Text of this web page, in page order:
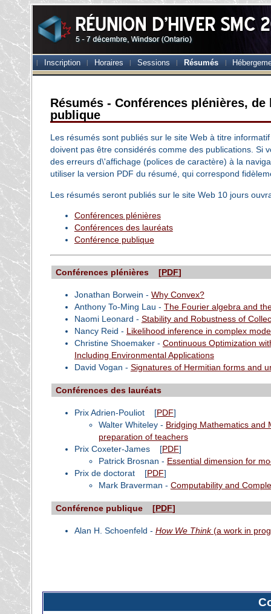
Inscription Horaires Sessions Résumés
Résumés - Conférences plénières, de
publique
Les résumés sont publiés sur le site Web à titre
doivent pas être considérés comme des publications. Si
des erreurs d\'affichage (polices de caractère) à la
utiliser la version PDF du résumé, qui correspond
Les résumés seront publiés sur le site Web 10 jours
Conférences plénières
Conférences des lauréats
Conférence publique
Conférences plénières [PDF]
Jonathan Borwein - Why Convex?
Anthony To-Ming Lau - The Fourier algebra and
Naomi Leonard - Stability and Robustness of
Nancy Reid - Likelihood inference in complex
Christine Shoemaker - Continuous Optimization
Including Environmental Applications
David Vogan - Signatures of Hermitian forms and
Conférences des lauréats
Prix Adrien-Pouliot[PDF]
Walter Whiteley - Bridging Mathematics and
preparation of teachers
Prix Coxeter-James[PDF]
Patrick Brosnan - Essential dimension for
Prix de doctorat[PDF]
Mark Braverman - Computability and
Conférence publique [PDF]
Alan H. Schoenfeld - How We Think(a work in